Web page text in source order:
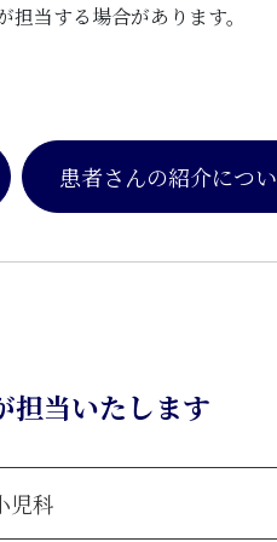
当する場合があります。
患者さんの紹介につ
担当いたします
児科